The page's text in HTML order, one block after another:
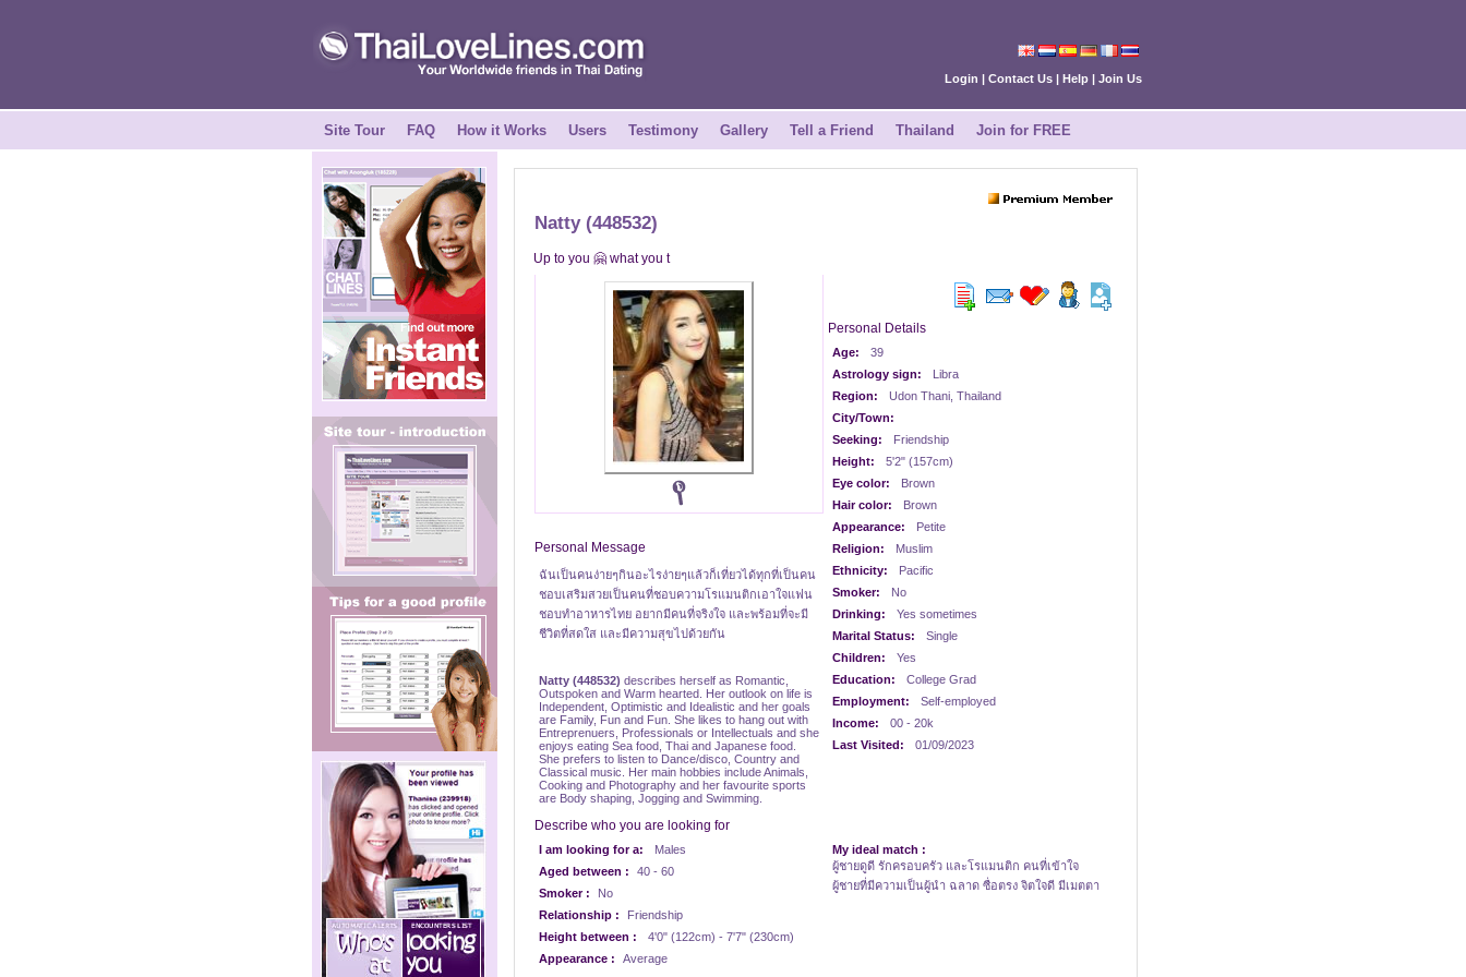
Login | Contact Us | Help | Join Us
Site Tour FAQ How it Works Users Testimony Gallery Tell a Friend Thailand Join for FREE
Natty (448532)
Up to you 🤗 what you t
Personal Message
ฉันเป็นคนง่ายๆกินอะไรง่ายๆแล้วก็เที่ยวได้ทุกที่เป็นคน
ชอบเสริมสวยเป็นคนที่ชอบความโรแมนติกเอาใจแฟน
ชอบทำอาหารไทย อยากมีคนที่จริงใจ และพร้อมที่จะมี
ชีวิตที่สดใส และมีความสุขไปด้วยกัน
Natty (448532) describes herself as Romantic,
Outspoken and Warm hearted. Her outlook on life is
Independent, Optimistic and Idealistic and her goals
are Family, Fun and Fun. She likes to hang out with
Entreprenuers, Professionals or Intellectuals and she
enjoys eating Sea food, Thai and Japanese food.
She prefers to listen to Dance/disco, Country and
Classical music. Her main hobbies include Animals,
Cooking and Photography and her favourite sports
are Body shaping, Jogging and Swimming.
Personal Details
Age:
39
Astrology sign:
Libra
Region:
Udon Thani, Thailand
City/Town:
Seeking:
Friendship
Height:
5'2" (157cm)
Eye color:
Brown
Hair color:
Brown
Appearance:
Petite
Religion:
Muslim
Ethnicity:
Pacific
Smoker:
No
Drinking:
Yes sometimes
Marital Status:
Single
Children:
Yes
Education:
College Grad
Employment:
Self-employed
Income:
00 - 20k
Last Visited:
01/09/2023
Describe who you are looking for
I am looking for a:
Males
Aged between :
40 - 60
Smoker :
No
Relationship :
Friendship
Height between :
4'0" (122cm) - 7'7" (230cm)
Appearance :
Average
My ideal match :
ผู้ชายดูดี รักครอบครัว และโรแมนติก คนที่เข้าใจ
ผู้ชายที่มีความเป็นผู้นำ ฉลาด ซื่อตรง จิตใจดี มีเมตตา